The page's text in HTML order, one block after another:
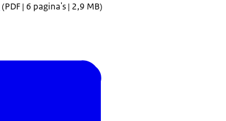
(PDF | 6 pagina's | 2,9 MB)